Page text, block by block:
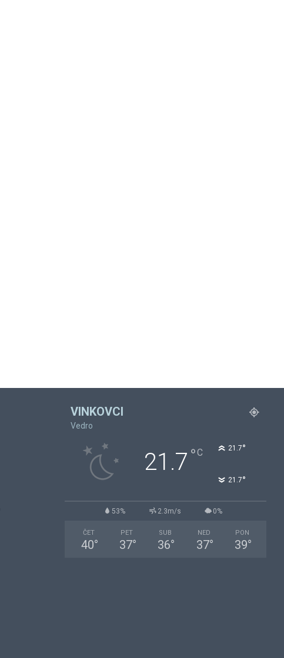
VINKOVCI
Vedro
21.7 °C 21.7°
21.7°
53% 2.3m/s 0%
ČET
40°
PET
37°
SUB
36°
NED
37°
PON
39°